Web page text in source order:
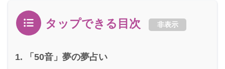
タップできる目次 非表示
「50音」夢の夢占い